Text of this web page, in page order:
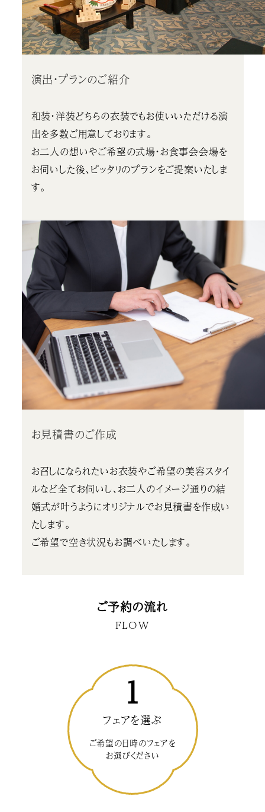
演出・プランのご紹介
和装・洋装どちらの衣装でもお使いいただける演
出を多数ご用意しております。
お二人の想いやご希望の式場・お食事会会場を
お伺いした後、ピッタリのプランをご提案いたしま
す。
お見積書のご作成
お召しになられたいお衣装やご希望の美容スタイ
ルなど全てお伺いし、お二人のイメージ通りの結
婚式が叶うようにオリジナルでお見積書を作成い
たします。
ご希望で空き状況もお調べいたします。
ご予約の流れ
FLOW
1
フェアを選ぶ
ご希望の日時のフェアを
お選びください